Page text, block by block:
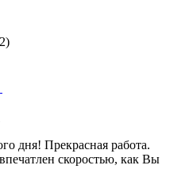
2)
дня! Прекрасная работа.
скоростью, как Вы